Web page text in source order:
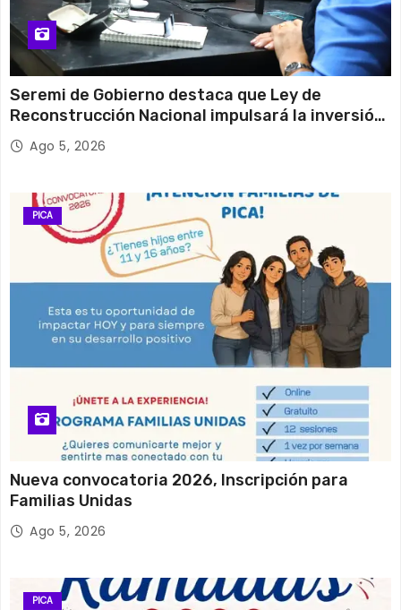
Seremi de Gobierno destaca que Ley de
Reconstrucción Nacional impulsará la inversión
y el empleo en Tarapacá
Ago 5, 2026
PICA
Nueva convocatoria 2026, Inscripción para
Familias Unidas
Ago 5, 2026
PICA